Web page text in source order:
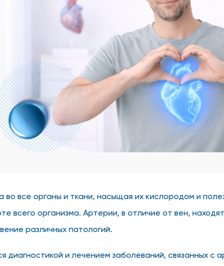
все органы и ткани, насыщая их кислородом и
организма. Артерии, в отличие от вен,
различных патологий.
и лечением заболеваний, связанных с